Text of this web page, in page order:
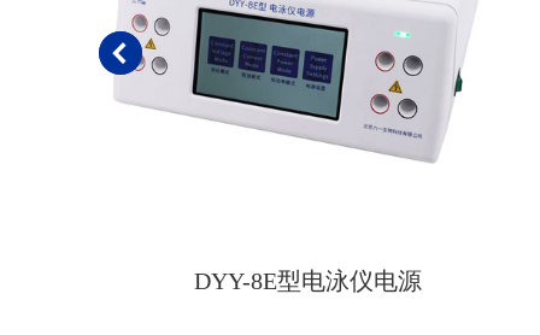
DYY-8E型电泳仪电源